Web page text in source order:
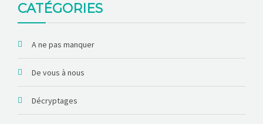
CATÉGORIES
A ne pas manquer
De vous à nous
Décryptages